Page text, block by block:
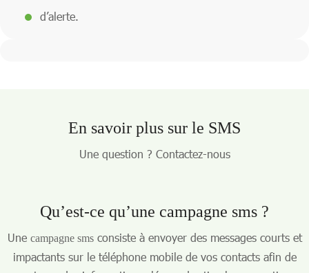
d’alerte.
En savoir plus sur le SMS
Une question ? Contactez-nous
Qu’est-ce qu’une campagne sms ?
Une campagne smsconsiste à envoyer des messages courts et
impactants sur le téléphone mobile de vos contacts afin de